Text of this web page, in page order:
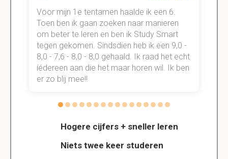
Hogere cijfers + sneller leren
Niets twee keer studeren
Voor mijn 1e tentamen haalde ik een 6.
Toen ben ik gaan zoeken naar manieren
om beter te leren en ben ik Study Smart
tegen gekomen. Sindsdien heb ik een 9,0 -
8,0 - 7,6 - 8,0 - 8,0 gehaald. Ik raad het echt
íédereen aan die het maar horen wil. Ik ben
er zo blij mee!!